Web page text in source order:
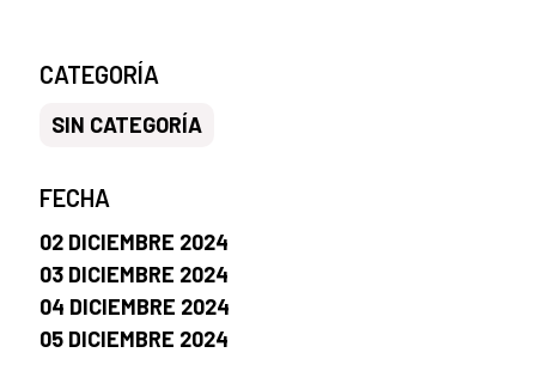
CATEGORÍA
SIN CATEGORÍA
FECHA
02 DICIEMBRE 2024
03 DICIEMBRE 2024
04 DICIEMBRE 2024
05 DICIEMBRE 2024